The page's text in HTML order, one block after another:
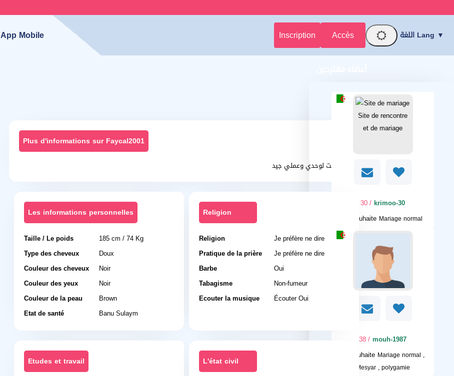
App Mobile Inscription Accès اللغة Lang ▼
Plus d'informations sur Faycal2001
لدي بيت لوحدي وعملي جيد
Les informations personnelles
Taille / Le poids
185 cm / 74 Kg
Type des cheveux
Doux
Couleur des cheveux
Noir
Couleur des yeux
Noir
Couleur de la peau
Brown
Etat de santé
Banu Sulaym
Religion
Religion
Je préfère ne dire
Pratique de la prière
Je préfère ne dire
Barbe
Oui
Tabagisme
Non-fumeur
Ecouter la musique
Écouter Oui
Etudes et travail L'état civil
krimoo-30
/ 30
Je souhaite Mariage normal
mouh-1987
/ 38
Je souhaite Mariage normal ,
Mesyar , polygamie